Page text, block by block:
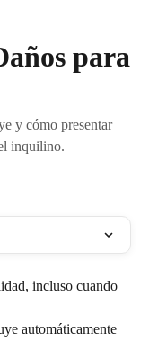
para
y cómo presentar
inquilino.
incluso cuando
automáticamente